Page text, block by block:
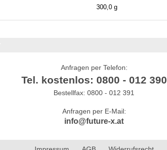
300,0 g
Anfragen per Telefon:
Tel. kostenlos: 0800 - 012 390
Bestellfax: 0800 - 012 391
Anfragen per E-Mail:
info@future-x.at